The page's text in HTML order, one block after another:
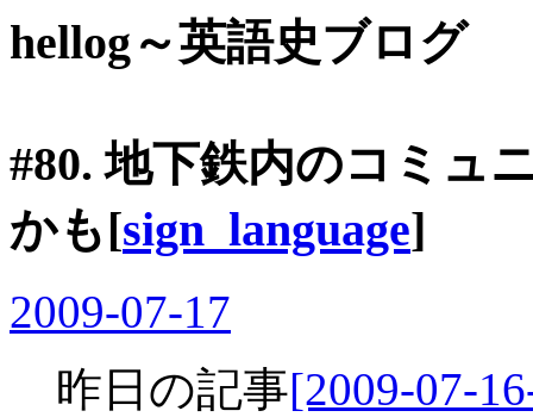
hellog～英語史ブログ
#80. 地下鉄内のコミュ
かも[sign_language]
2009-07-17
昨日の記事[2009-07-